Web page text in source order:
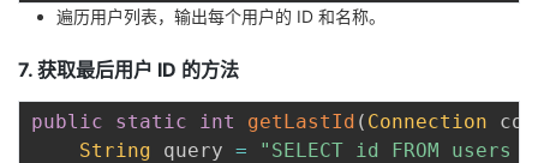
遍历用户列表，输出每个用户的 ID 和名称。
7. 获取最后用户 ID 的方法
public static int getLastId ( Connection
String query =
"SELECT id FROM users